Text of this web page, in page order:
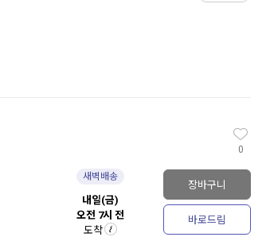
새벽배송
내일(금)
오전 7시 전
도착
0
장바구니
바로드림